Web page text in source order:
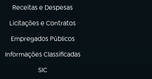
Receitas e Despesas
(abre em nova aba)
Licitações e Contratos
(abre em nova aba)
Empregados Públicos
(abre em nova aba)
Informações Classificadas
(abre em nova aba)
SIC
(abre em nova aba)